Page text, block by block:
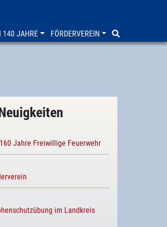
140 JAHRE FÖRDERVEREIN
Jahre Freiwillige Feuerwehr
im Landkreis